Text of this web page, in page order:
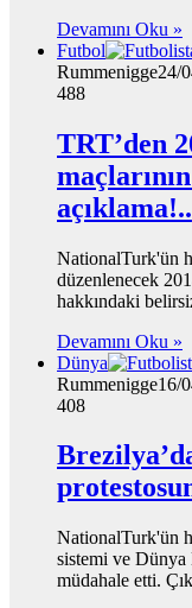
Devamını Oku »
Futbol
Rummenigge24/
488
TRT’den
açıklama!..
NationalTurk'ün
düzenlenecek
hakkındaki
Devamını Oku »
Dünya
Rummenigge16/
408
NationalTurk'ün
sistemi ve Dünya
müdahale etti.